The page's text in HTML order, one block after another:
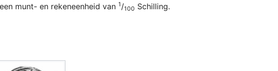
munt- en rekeneenheid van1 /100 Schilling.